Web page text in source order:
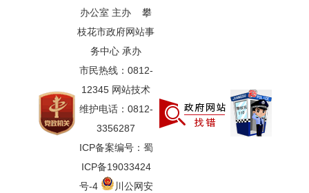
办公室 主办 攀
枝花市政府网站事
务中心 承办
市民热线：0812-
12345 网站技术
维护电话：0812-
3356287
ICP备案编号：蜀
ICP备19033424
号-4
川公网安